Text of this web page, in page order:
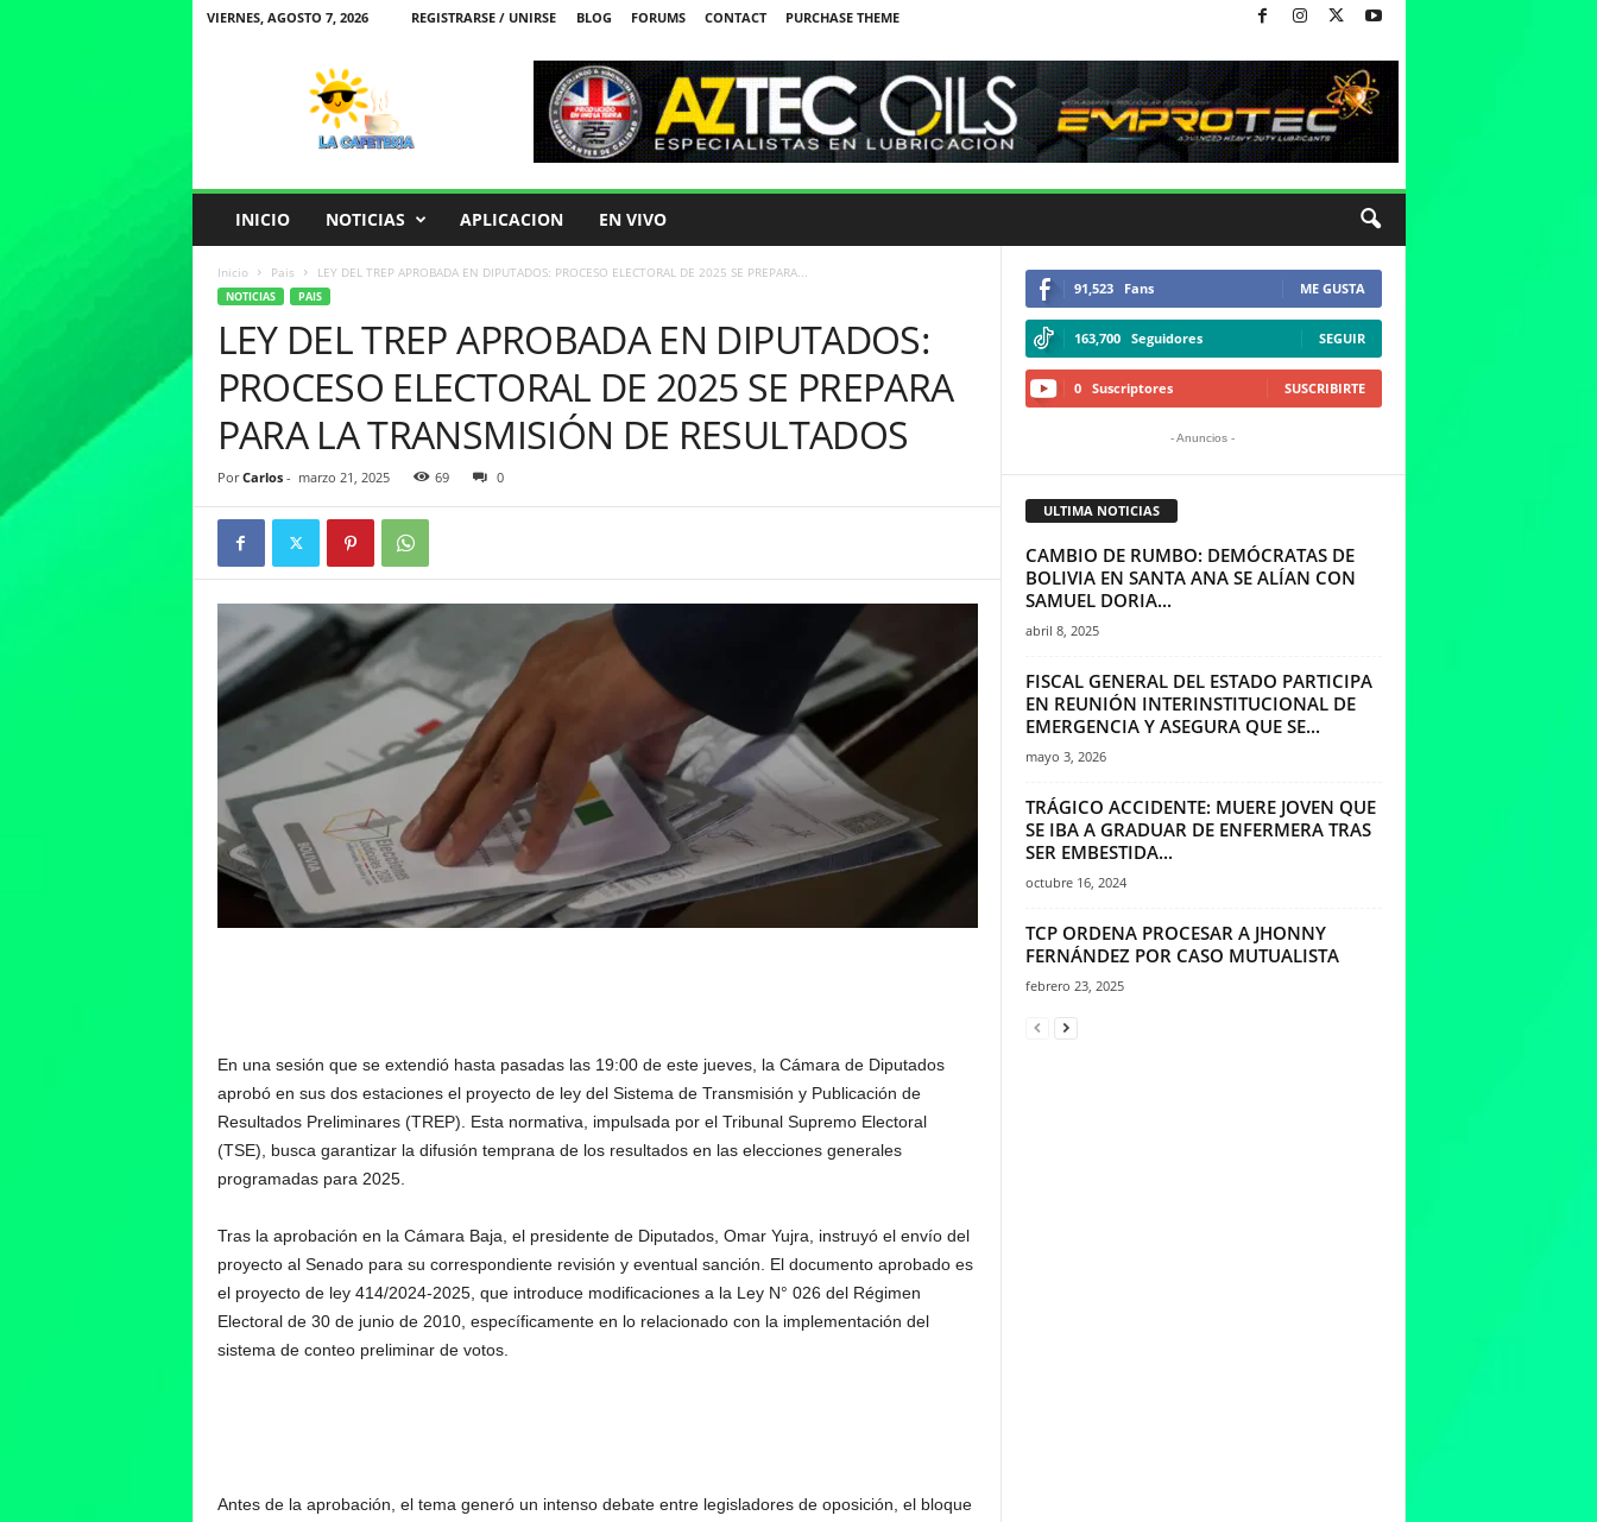
VIERNES, AGOSTO 7, 2026 REGISTRARSE / UNIRSE BLOG FORUMS CONTACT PURCHASE THEME
INICIO NOTICIAS APLICACION EN VIVO
Inicio Pais LEY DEL TREP APROBADA EN DIPUTADOS: PROCESO ELECTORAL DE 2025 SE PREPARA...
NOTICIAS PAIS
LEY DEL TREP APROBADA EN DIPUTADOS:
PROCESO ELECTORAL DE 2025 SE PREPARA
PARA LA TRANSMISIÓN DE RESULTADOS
Por Carlos- marzo 21, 2025 69 0
En una sesión que se extendió hasta pasadas las 19:00 de este jueves, la Cámara de Diputados
aprobó en sus dos estaciones el proyecto de ley del Sistema de Transmisión y Publicación de
Resultados Preliminares (TREP). Esta normativa, impulsada por el Tribunal Supremo Electoral
(TSE), busca garantizar la difusión temprana de los resultados en las elecciones generales
programadas para 2025.
Tras la aprobación en la Cámara Baja, el presidente de Diputados, Omar Yujra, instruyó el envío del
proyecto al Senado para su correspondiente revisión y eventual sanción. El documento aprobado es
el proyecto de ley 414/2024-2025, que introduce modificaciones a la Ley N° 026 del Régimen
Electoral de 30 de junio de 2010, específicamente en lo relacionado con la implementación del
sistema de conteo preliminar de votos.
Antes de la aprobación, el tema generó un intenso debate entre legisladores de oposición, el bloque
91,523 Fans ME GUSTA
163,700 Seguidores SEGUIR
0 Suscriptores SUSCRIBIRTE
- Anuncios -
ULTIMA NOTICIAS
CAMBIO DE RUMBO: DEMÓCRATAS DE
BOLIVIA EN SANTA ANA SE ALÍAN CON
SAMUEL DORIA...
abril 8, 2025
FISCAL GENERAL DEL ESTADO PARTICIPA
EN REUNIÓN INTERINSTITUCIONAL DE
EMERGENCIA Y ASEGURA QUE SE...
mayo 3, 2026
TRÁGICO ACCIDENTE: MUERE JOVEN QUE
SE IBA A GRADUAR DE ENFERMERA TRAS
SER EMBESTIDA...
octubre 16, 2024
TCP ORDENA PROCESAR A JHONNY
FERNÁNDEZ POR CASO MUTUALISTA
febrero 23, 2025